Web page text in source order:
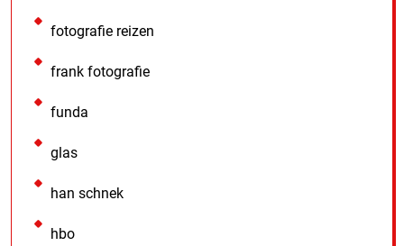
fotografie reizen
frank fotografie
funda
glas
han schnek
hbo